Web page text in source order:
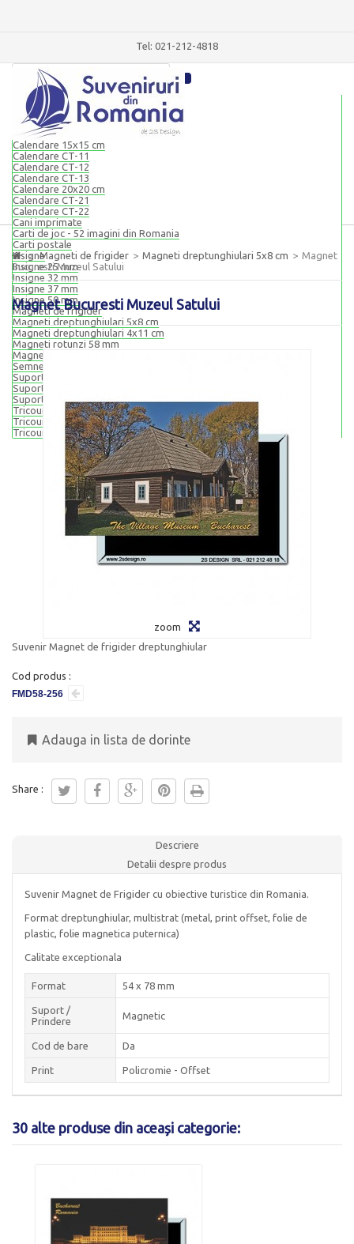
Tel: 021-212-4818
Blocnotesuri magnetice
Blocnotes magnetic 9x14 cm
Blocnotes magnetic 8x20 cm
Calendare
Calendare 15x15 cm
Calendare CT-11
Calendare CT-12
Calendare CT-13
Calendare 20x20 cm
Calendare CT-21
Calendare CT-22
Cani imprimate
Carti de joc - 52 imagini din Romania
Carti postale
Insigne
Insigne 25 mm
Insigne 32 mm
Insigne 37 mm
Insigne 50 mm
Magneti de frigider
Magneti dreptunghiulari 5x8 cm
Magneti dreptunghiulari 4x11 cm
Magneti rotunzi 58 mm
Magneti rotunzi 65 mm
Semne de carte
Suporturi pentru pahare (din pluta)
Suport pahare - set 4 buc
Suport pahare - set 6 buc
Tricouri suvenir
Tricouri adulti
Tricouri copii
> Magneti de frigider > Magneti dreptunghiulari 5x8 cm > Magnet
Bucuresti Muzeul Satului
Magnet Bucuresti Muzeul Satului
zoom
Suvenir Magnet de frigider dreptunghiular
Cod produs :
FMD58-256
Adauga in lista de dorinte
Share :
Descriere
Detalii despre produs
Suvenir Magnet de Frigider cu obiective turistice din Romania.
Format dreptunghiular, multistrat (metal, print offset, folie de
plastic, folie magnetica puternica)
Calitate exceptionala
Format 54 x 78 mm
Suport /
Prindere
Magnetic
Cod de bare Da
Print Policromie - Offset
30 alte produse din aceași categorie: